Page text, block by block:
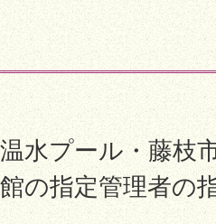
水プール・藤枝
の指定管理者の